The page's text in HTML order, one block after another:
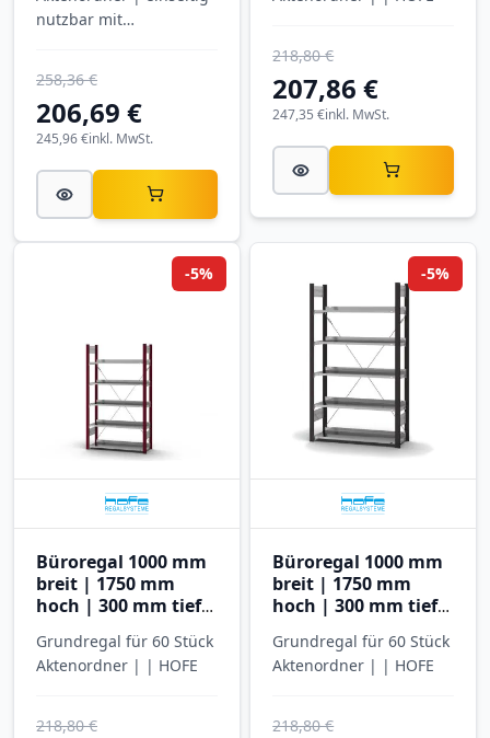
nutzbar mit
206,69 €
258,36 €
inkl. MwSt.
245,96 €
207,86 €
218,80 €
inkl. MwSt.
247,35 €
Büroregal 1000 mm
breit | 1750 mm
hoch | 300 mm tief |
Grundregal für 60 Stück
Aktenordner | | HOFE
218,80 €
-5%
Büroregal 1000 mm
breit | 1750 mm
hoch | 300 mm tief |
Grundregal für 60 Stück
Aktenordner | | HOFE
218,80 €
-5%